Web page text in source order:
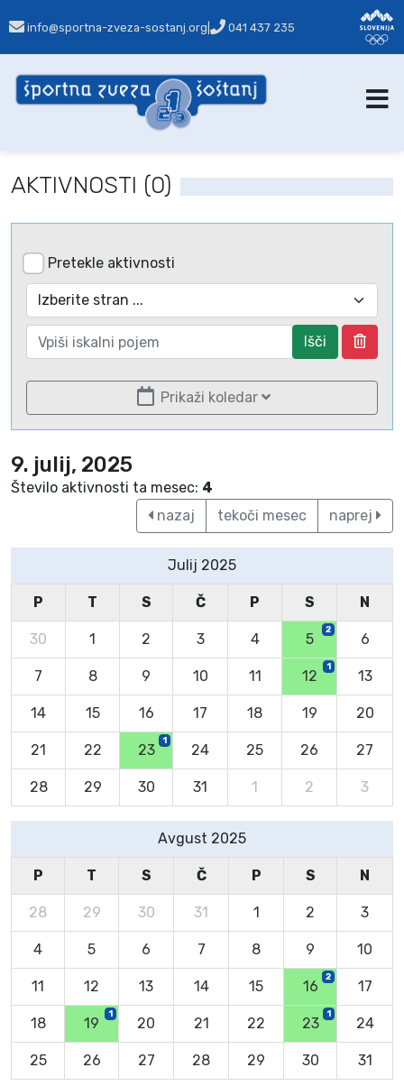
info@sportna-zveza-sostanj.org 041 437 235
AKTIVNOSTI (0)
Pretekle aktivnosti
Išči
Prikaži koledar
9. julij, 2025
Število aktivnosti ta mesec: 4
nazaj
tekoči mesec naprej
Julij 2025
P T S Č P S N
30 1 2 3 4 5
2
6
7 8 9 10 11 12
1
13
14 15 16 17 18 19 20
21 22 23
1
24 25 26 27
28 29 30 31 1 2 3
Avgust 2025
P T S Č P S N
28 29 30 31 1 2 3
4 5 6 7 8 9 10
11 12 13 14 15 16
2
17
18 19
1
20 21 22 23
1
24
25 26 27 28 29 30 31